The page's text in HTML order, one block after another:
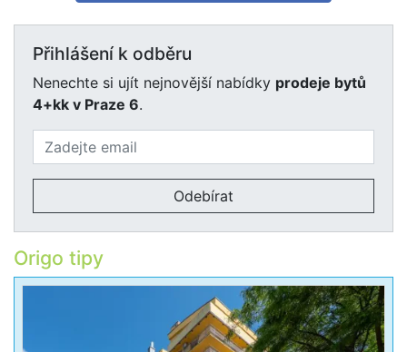
Přihlášení k odběru
Nenechte si ujít nejnovější nabídky prodeje bytů
4+kk v Praze 6.
Odebírat
Origo tipy